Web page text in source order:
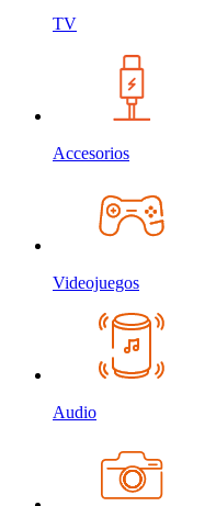
TV
Accesorios
Videojuegos
Audio